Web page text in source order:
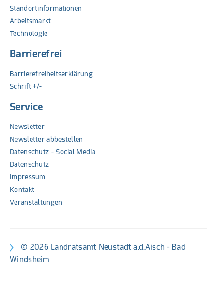
Standortinformationen
Arbeitsmarkt
Technologie
Barrierefrei
Barrierefreiheitserklärung
Schrift +/-
Service
Newsletter
Newsletter abbestellen
Datenschutz - Social Media
Datenschutz
Impressum
Kontakt
Veranstaltungen
© 2026 Landratsamt Neustadt a.d.Aisch - Bad
Windsheim